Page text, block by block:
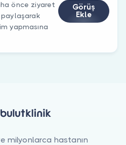
önce ziyaret
yapmasına
Görüş
Ekle
milyonlarca hastanın